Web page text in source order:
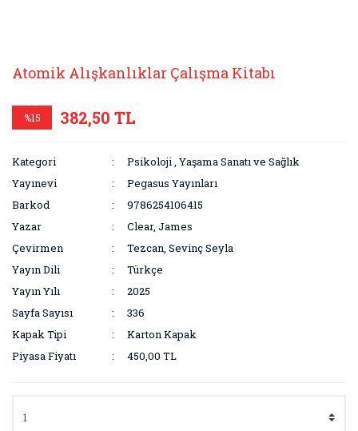
Atomik Alışkanlıklar Çalışma Kitabı
%15 382,50 TL
Kategori Psikoloji,Yaşama Sanatı ve Sağlık
Yayınevi
Pegasus Yayınları
Barkod
9786254106415
Yazar
Clear, James
Çevirmen
Tezcan, Sevinç Seyla
Yayın Dili
Türkçe
Yayın Yılı
2025
Sayfa Sayısı
336
Kapak Tipi
Karton Kapak
Piyasa Fiyatı
450,00 TL